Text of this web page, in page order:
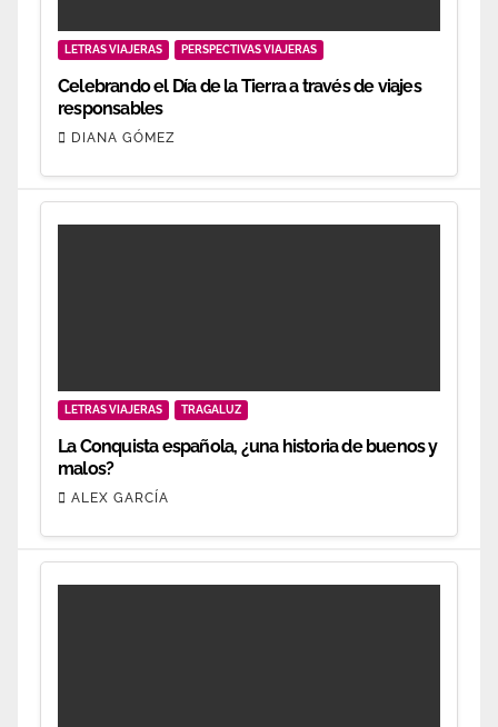
LETRAS VIAJERAS PERSPECTIVAS VIAJERAS
Celebrando el Día de la Tierra a través de viajes
responsables
DIANA GÓMEZ
LETRAS VIAJERAS TRAGALUZ
La Conquista española, ¿una historia de buenos y
malos?
ALEX GARCÍA